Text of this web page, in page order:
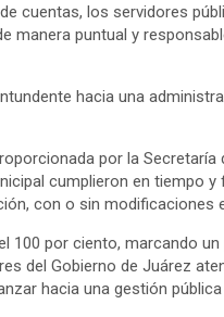
cuentas, los servidores
manera puntual y
hacia una
por la
cumplieron en tiempo
con o sin modificaciones
100 por ciento, marcando
del Gobierno de Juárez
hacia una gestión